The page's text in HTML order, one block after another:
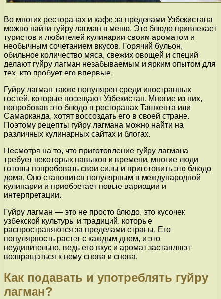
Во многих ресторанах и кафе за пределами Узбекистана
можно найти гуйру лагман в меню. Это блюдо привлекает
туристов и любителей кулинарии своим ароматом и
необычным сочетанием вкусов. Горячий бульон,
обильное количество мяса, свежих овощей и специй
делают гуйру лагман незабываемым и ярким опытом для
тех, кто пробует его впервые.
Гуйру лагман также популярен среди иностранных
гостей, которые посещают Узбекистан. Многие из них,
попробовав это блюдо в ресторанах Ташкента или
Самарканда, хотят воссоздать его в своей стране.
Поэтому рецепты гуйру лагмана можно найти на
различных кулинарных сайтах и блогах.
Несмотря на то, что приготовление гуйру лагмана
требует некоторых навыков и времени, многие люди
готовы попробовать свои силы и приготовить это блюдо
дома. Оно становится популярным в международной
кулинарии и приобретает новые вариации и
интерпретации.
Гуйру лагман — это не просто блюдо, это кусочек
узбекской культуры и традиций, которые
распространяются за пределами страны. Его
популярность растет с каждым днем, и это
неудивительно, ведь его вкус и аромат заставляют
возвращаться к нему снова и снова.
Как подавать и употреблять гуйру
лагман?